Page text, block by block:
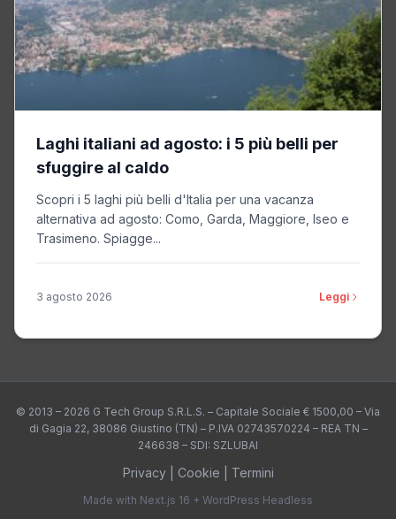
Laghi italiani ad agosto: i 5 più belli per
sfuggire al caldo
Scopri i 5 laghi più belli d'Italia per una vacanza
alternativa ad agosto: Como, Garda, Maggiore, Iseo e
Trasimeno. Spiagge...
3 agosto 2026 Leggi
© 2013 – 2026 G Tech Group S.R.L.S. – Capitale Sociale € 1500,00 – Via
di Gagia 22, 38086 Giustino (TN) – P.IVA 02743570224 – REA TN –
246638 – SDI: SZLUBAI
Privacy Cookie Termini
Made with Next.js 16 + WordPress Headless